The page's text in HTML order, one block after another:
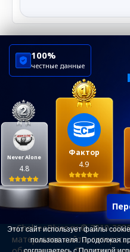
Фактор
4.9
Never Alone
4.8
100%
честные данные
ChelseaBluesRu
Посетителям
Ежевечерний дайджест
редакции ChelseaBlues.ru
«ChelseaBlues.ru © 2010-
материалов сайта,
Этот сайт использует файлы
пользователя. Продолжая